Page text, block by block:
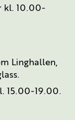
kl. 10.00-
Linghallen,
15.00-19.00.